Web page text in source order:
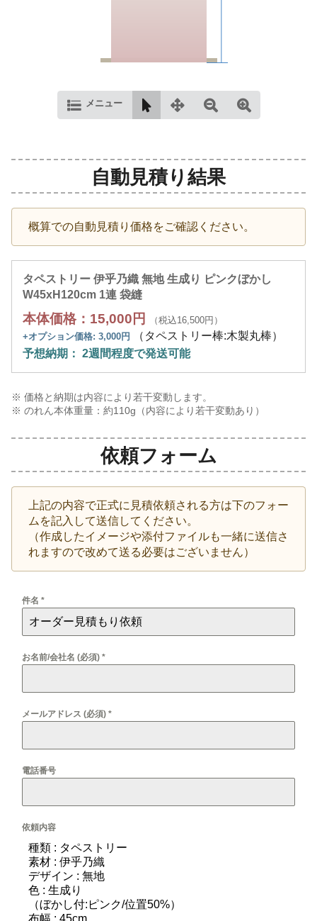
メニュー
自動見積り結果
概算での自動見積り価格をご確認ください。
タペストリー 伊乎乃織 無地 生成り ピンクぼかし
W45xH120cm 1連 袋縫
本体価格：15,000円
（税込16,500円）
+オプション価格: 3,000円
（タペストリー棒:木製丸棒）
予想納期： 2週間程度で発送可能
※ 価格と納期は内容により若干変動します。
※ のれん本体重量：約110g（内容により若干変動あり）
依頼フォーム
上記の内容で正式に見積依頼される方は下のフォー
ムを記入して送信してください。
（作成したイメージや添付ファイルも一緒に送信さ
れますので改めて送る必要はございません）
件名 *
お名前/会社名 (必須) *
メールアドレス (必須) *
電話番号
依頼内容